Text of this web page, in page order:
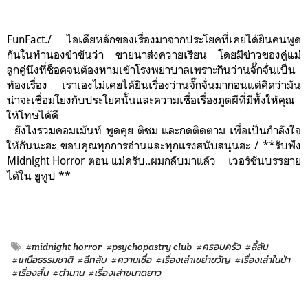
FunFact./ไอเดียหลักของเรื่องมาจากประโยคที่เคยได้ยินคนพูด
กันในทำนองขำขันว่า ขายนาส่งควายเรียน โดยมีข่าวของคู่แม่
ลูกคู่นึงที่ช็อคจนต้องหามเข้าโรงพยาบาลเพราะกินว่านจั๊กจั่นเป็น
ท้องเรื่อง เราเองไม่เคยได้ยินเรื่องว่านจั๊กจั่นมาก่อนแต่คิดว่ามัน
น่าจะเชื่อมโยงกับประโยคนั้นและความเชื่อเรื่องภูตผีที่มีทั้งให้คุณ
ให้โทษได้ดี
ยังไงร่วมคอมเม้นท์ พูดคุย ติชม และกดติดตาม เพื่อเป็นกำลังใจ
ให้กันนะฮะ ขอบคุณทุกการอ่านและทุกแรงสนับสนุนฮะ / **รับฟัง
Midnight Horror ตอน แม่ครับ..ผมกลับมาแล้ว เวอร์ชันบรรยาย
ได้ใน ยูทูป **
#midnight horror #psychopastry club #ครอบครัว #ลี้ลับ
#เหนือธรรมชาติ #ลึกลับ #ความเชื่อ #เรื่องเล่าเขย่าขวัญ #เรื่องเล่าในป่า
#เรื่องสั้น #ตำนาน #เรื่องเล่าขนาดยาว